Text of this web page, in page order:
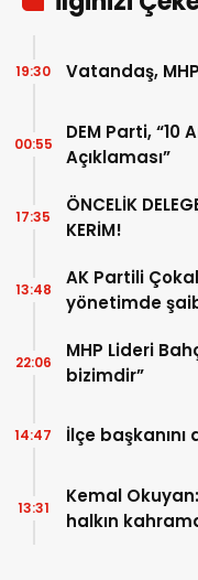
Vatandaş,
19:30
DEM Parti, “10
Açıklaması”
00:55
ÖNCELİK
KERİM!
17:35
AK Partili
yönetimde
13:48
MHP Lideri
bizimdir”
22:06
İlçe
14:47
Kemal
halkın
13:31